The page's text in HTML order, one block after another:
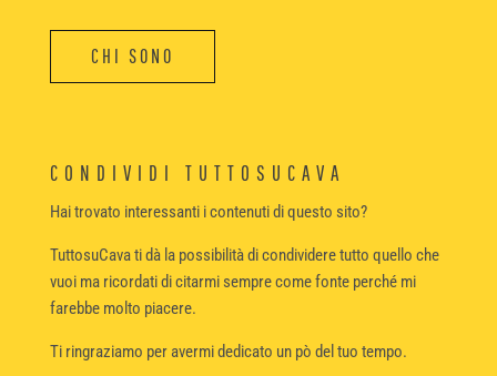
CHI SONO
CONDIVIDI TUTTOSUCAVA
Hai trovato interessanti i contenuti di questo sito?
TuttosuCava ti dà la possibilità di condividere tutto quello che
vuoi ma ricordati di citarmi sempre come fonte perché mi
farebbe molto piacere.
Ti ringraziamo per avermi dedicato un pò del tuo tempo.